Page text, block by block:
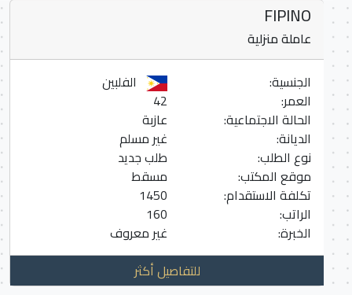
FIPINO
عاملة منزلية
الجنسية:
الفلبين
العمر:
الحالة الاجتماعية:
عازبة
الديانة:
غير مسلم
نوع الطلب:
طلب جديد
موقع المكتب:
مسقط
تكلفة الاستقدام:
1450
الراتب:
160
الخبرة:
غير معروف
للتفاصيل أكثر